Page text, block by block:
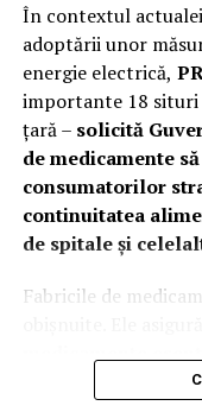
În contextul
adoptării unor
energie electrică,
importante 18 situri
ţară – solicită
de medicamente
consumatorilor
continuitatea
de spitale și
Fabricile de
de pacienți